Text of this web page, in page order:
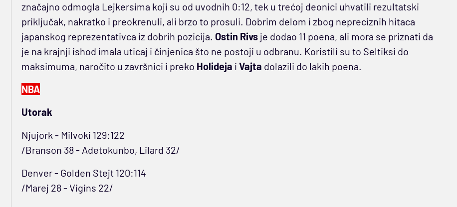
značajno odmogla Lejkersima koji su od uvodnih 0:12, tek u trećoj deonici uhvatili rezultatski
priključak, nakratko i preokrenuli, ali brzo to prosuli. Dobrim delom i zbog nepreciznih hitaca
japanskog reprezentativca iz dobrih pozicija. Ostin Rivs je dodao 11 poena, ali mora se priznati da
je na krajnji ishod imala uticaj i činjenica što ne postoji u odbranu. Koristili su to Seltiksi do
maksimuma, naročito u završnici i preko Holideja i Vajta dolazili do lakih poena.
NBA
Utorak
Njujork - Milvoki 129:122
/Branson 38 - Adetokunbo, Lilard 32/
Denver - Golden Stejt 120:114
/Marej 28 - Vigins 22/